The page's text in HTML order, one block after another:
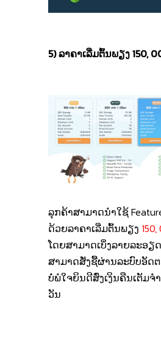
5) ລາຄາເລີ່ມຕົ້ນພຽງ 150,
ລຸກຄ້າສາມາດນໍາໃຊ້
ດ້ວຍລາຄາເລີ່ມຕົ້ນພຽງ
ໂດຍສາມາດເບິ່ງລາຍລະອຽ
ສາມາດສັ່ງຊື້ຜ່ານລະບົບອັດ
ບໍ່ພໍໃຈຍິນດີສົ່ງເງິນຄືນເຕັມຈໍ
ວັນ